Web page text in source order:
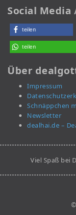
Social Media
teilen
teilen
Über
Impressum
Schnäppchen
Newsletter
dealhai.de –
Viel Spaß bei